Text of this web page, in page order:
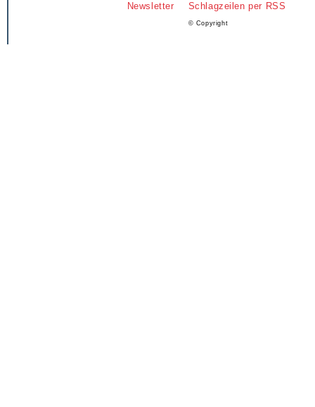
Newsletter Schlagzeilen per RSS
© Copyright